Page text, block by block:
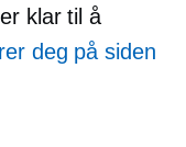
klar til å
deg på siden